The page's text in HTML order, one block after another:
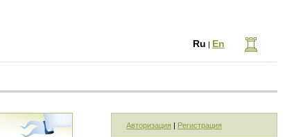
Ru | En
Авторизация | Регистрация